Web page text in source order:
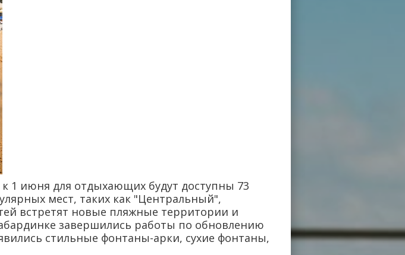
к 1 июня для отдыхающих будут доступны 73
мест, таких как "Центральный",
встретят новые пляжные территории и
завершились работы по обновлению
стильные фонтаны-арки, сухие фонтаны,